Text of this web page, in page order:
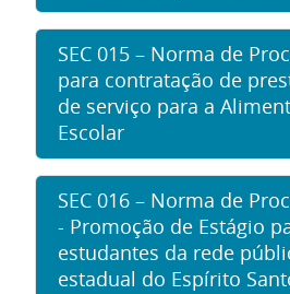
SEC 015 – Norma de
para contratação de
de serviço para a
Escolar
SEC 016 – Norma de
- Promoção de Estágio
estudantes da rede
estadual do Espírito